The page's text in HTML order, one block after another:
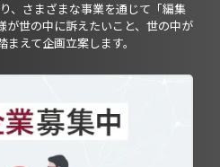
、さまざまな事業を通じて「編集
が世の中に訴えたいこと、世の中が
えて企画立案します。